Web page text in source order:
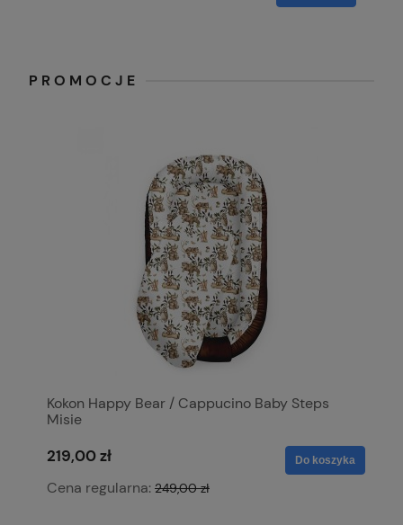
PROMOCJE
Kokon Happy Bear / Cappucino Baby Steps
Misie
219,00 zł
Cena regularna: 249,00 zł
Do koszyka